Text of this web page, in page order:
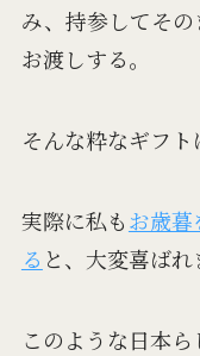
み、持参してそ
お渡しする。
そんな粋なギフ
実際に私もお歳
る と、大変喜ばれ
このような日本